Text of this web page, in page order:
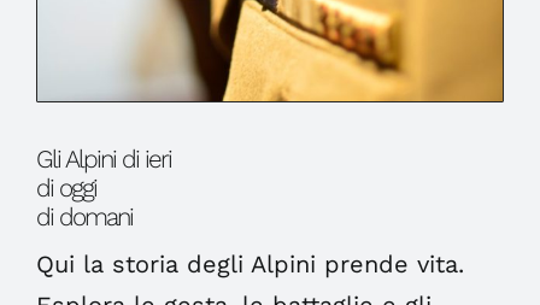
Gli Alpini di ieri
di oggi
di domani
Qui la storia degli Alpini prende vita.